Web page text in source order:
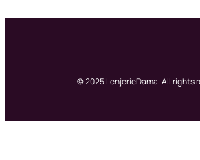
© 2025 LenjerieDama. All rights